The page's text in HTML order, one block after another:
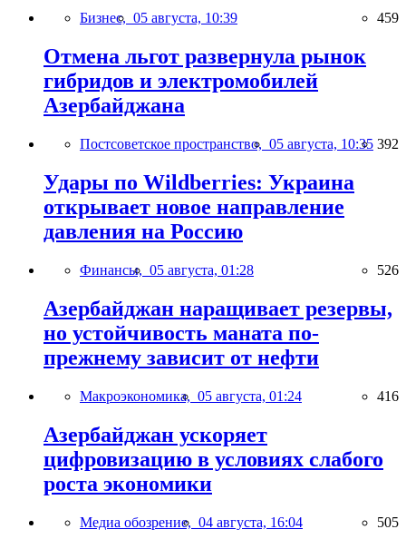
Бизнес, 05 августа, 10:39 459
Отмена льгот развернула рынок
гибридов и электромобилей
Азербайджана
Постсоветское пространство, 05 августа, 10:35 392
Удары по Wildberries: Украина
открывает новое направление
давления на Россию
Финансы, 05 августа, 01:28 526
Азербайджан наращивает резервы,
но устойчивость маната по-
прежнему зависит от нефти
Макроэкономика, 05 августа, 01:24 416
Азербайджан ускоряет
цифровизацию в условиях слабого
роста экономики
Медиа обозрение, 04 августа, 16:04 505